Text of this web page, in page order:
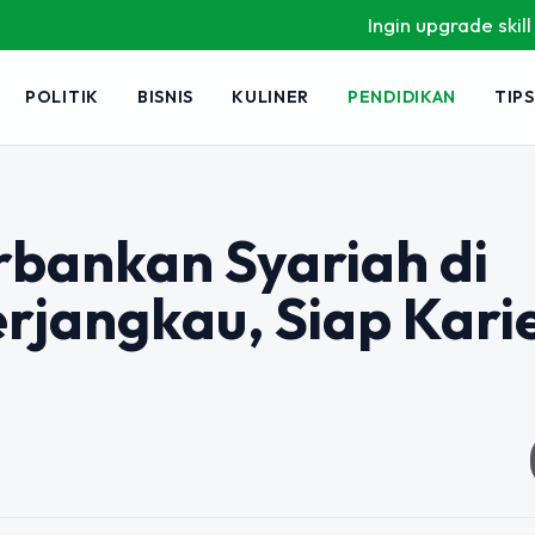
Ingin upgrade skill tanpa
POLITIK BISNIS KULINER PENDIDIKAN
Syariah di
Siap